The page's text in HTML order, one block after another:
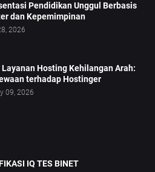
Pendidikan Unggul Berbasis
dan Kepemimpinan
2026
Hosting Kehilangan Arah:
terhadap Hostinger
09, 2026
IQ TES BINET